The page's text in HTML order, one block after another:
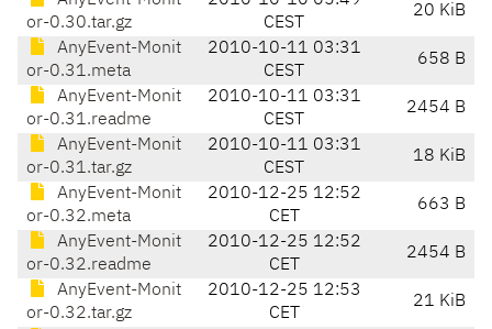
or-0.30.tar.gz
CEST
20 KiB
AnyEvent-Monit
or-0.31.meta
2010-10-11 03:31
CEST
658 B
AnyEvent-Monit
or-0.31.readme
2010-10-11 03:31
CEST
2454 B
AnyEvent-Monit
or-0.31.tar.gz
2010-10-11 03:31
CEST
18 KiB
AnyEvent-Monit
or-0.32.meta
2010-12-25 12:52
CET
663 B
AnyEvent-Monit
or-0.32.readme
2010-12-25 12:52
CET
2454 B
AnyEvent-Monit
or-0.32.tar.gz
2010-12-25 12:53
CET
21 KiB